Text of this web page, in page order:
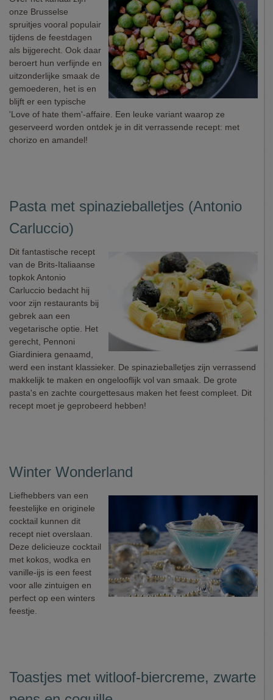
onze Brusselse
spruitjes vooral populair
tijdens de feestdagen
als bijgerecht. Ook daar
beroert hun verfijnde en
uitzonderlijke smaak de
gemoederen, het is en
blijft er een typische
'Love of hate them'-affaire. Een leuke variant waarop ze
geserveerd worden ontdek je in dit verrassende recept: met
chorizo en amandel!
Pasta met spinazieballetjes (Antonio
Carluccio)
Dit fantastische recept
van de Brits-Italiaanse
topkok Antonio
Carluccio bedacht hij
voor zijn restaurants bij
gebrek aan een
vegetarische optie. Het
gerecht, Pennoni
Giardiniera genaamd,
werd een instant klassieker. De spinazieballetjes zijn verrassend
makkelijk te maken en ongelooflijk vol van smaak. De grote
pasta's en zachte courgettesaus maken het feest compleet. Dit
recept moet je geprobeerd hebben!
Winter Wonderland
Liefhebbers van een
feestelijke en originele
cocktail kunnen dit
recept niet overslaan.
Deze delicieuze cocktail
met kokos, wodka en
vanille-ijs is een feest
voor alle zintuigen en
perfect op een winters
feestje.
Toastjes met witloof-biercreme, zwarte